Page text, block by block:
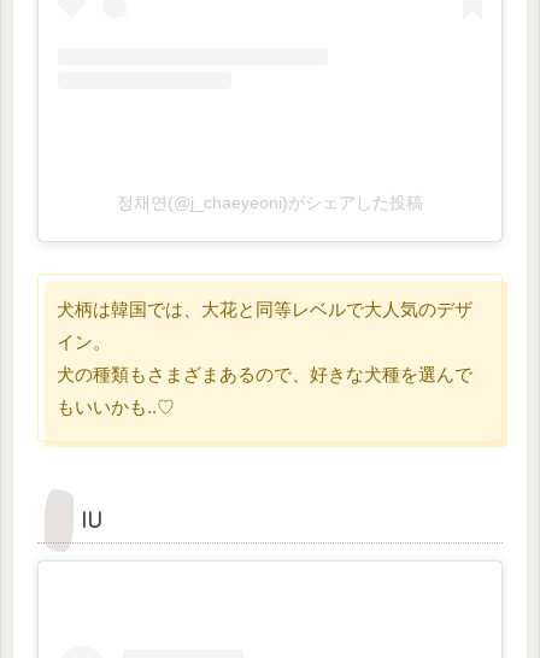
정채연(@j_chaeyeoni)がシェアした投稿
犬柄は韓国では、大花と同等レベルで大人気のデザ
イン。
犬の種類もさまざまあるので、好きな犬種を選んで
もいいかも..♡
IU